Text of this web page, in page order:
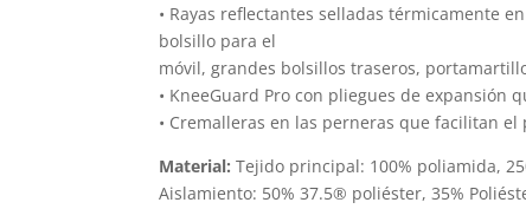
elegir
la
página
producto
• Rayas reflectantes selladas térmicamente
bolsillo para el
móvil, grandes bolsillos traseros,
• KneeGuard Pro con pliegues de
• Cremalleras en las perneras que facilitan
Material: Tejido principal: 100% poliamida,
Aislamiento: 50% 37.5® poliéster, 35%